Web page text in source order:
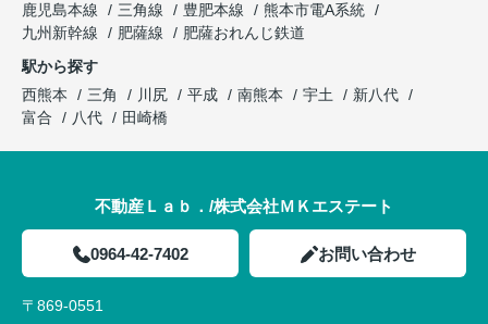
鹿児島本線
三角線 豊肥本線
熊本市電A系統
九州新幹線
肥薩線
肥薩おれんじ鉄道
駅から探す
西熊本
三角 川尻 平成 南熊本 宇土
新八代
富合
八代 田崎橋
不動産Ｌａｂ．/株式会社ＭＫエステート
0964-42-7402 お問い合わせ
〒869-0551